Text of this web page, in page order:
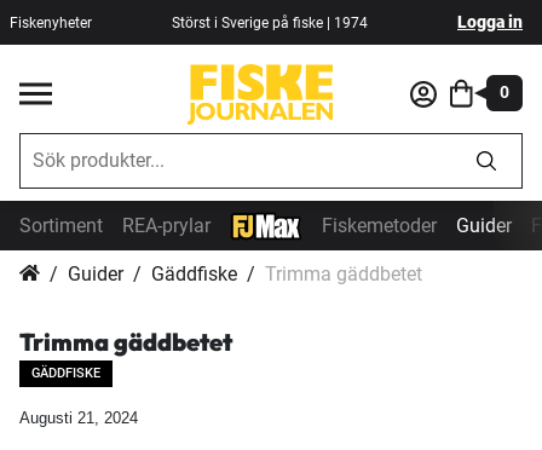
Fiskenyheter Störst i Sverige på fiske | 1974 Logga in
0
Sortiment REA-prylar Fiskemetoder Guider
Guider Gäddfiske Trimma gäddbetet
Trimma gäddbetet
GÄDDFISKE
Augusti 21, 2024